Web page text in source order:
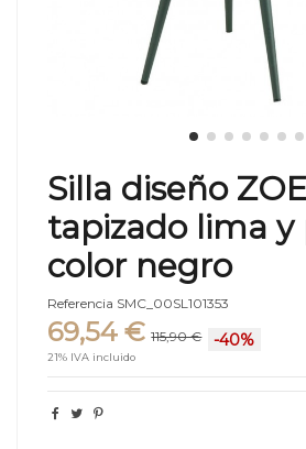
Silla diseño ZOE
tapizado lima y
color negro
Referencia SMC_00SL101353
69,54 € 115,90 € -40%
21% IVA incluido